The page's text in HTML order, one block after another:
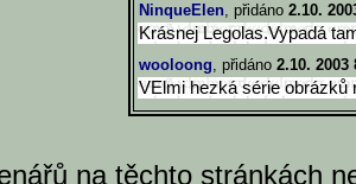
NinqueElen, přidáno 2.10.
Krásnej Legolas.Vypadá
wooloong, přidáno 2.10. 2003
VElmi hezká série obrázků
na těchto stránkách